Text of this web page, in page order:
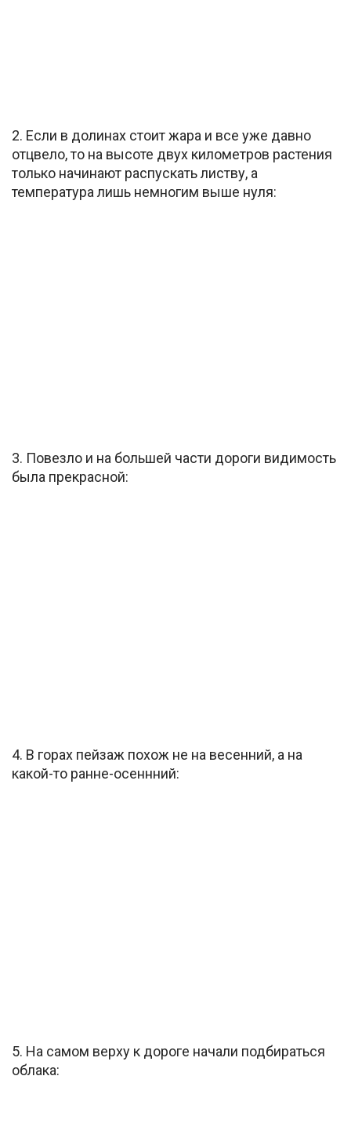
2. Если в долинах стоит жара и все уже давно
отцвело, то на высоте двух километров растения
только начинают распускать листву, а
температура лишь немногим выше нуля:
3. Повезло и на большей части дороги видимость
была прекрасной:
4. В горах пейзаж похож не на весенний, а на
какой-то ранне-осеннний:
5. На самом верху к дороге начали подбираться
облака: